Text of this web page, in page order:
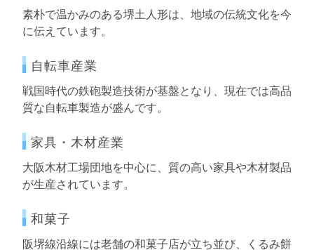
素朴で温かみのある堺土人形は、地域の伝統文化を今
に伝えています。
自転車産業
戦国時代の鉄砲製造技術が基盤となり、現在では高品
質な自転車製造が盛んです。
家具・木材産業
大阪木材工場団地を中心に、質の高い家具や木材製品
が生産されています。
和菓子
阪堺線沿線には老舗の和菓子店が立ち並び、くるみ餅